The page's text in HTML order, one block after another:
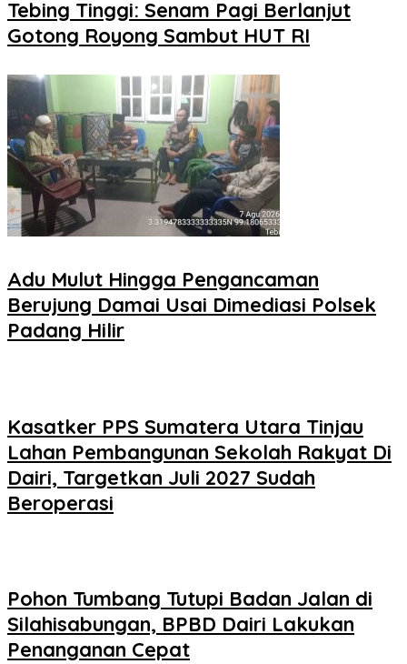
Tebing Tinggi: Senam Pagi Berlanjut
Gotong Royong Sambut HUT RI
Adu Mulut Hingga Pengancaman
Berujung Damai Usai Dimediasi Polsek
Padang Hilir
Kasatker PPS Sumatera Utara Tinjau
Lahan Pembangunan Sekolah Rakyat Di
Dairi, Targetkan Juli 2027 Sudah
Beroperasi
Pohon Tumbang Tutupi Badan Jalan di
Silahisabungan, BPBD Dairi Lakukan
Penanganan Cepat